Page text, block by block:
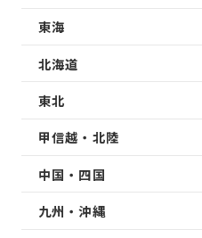
東海
北海道
東北
甲信越・北陸
中国・四国
九州・沖縄